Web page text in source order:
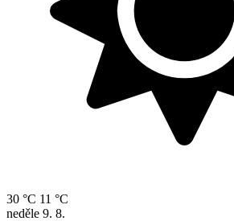
30 °C 11 °C
neděle 9. 8.